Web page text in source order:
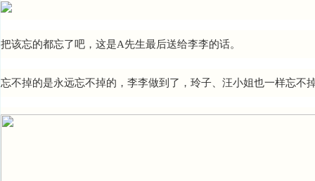
把该忘的都忘了吧，这是A先生最后送给李李的话。
忘不掉的是永远忘不掉的，李李做到了，玲子、汪小姐也一样忘不